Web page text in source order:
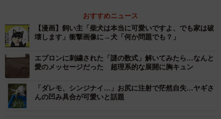
おすすめニュース
【漫画】飼い主「柴犬は本当に可愛いですよ、でも家は破
壊します」衝撃画像に→犬「何か問題でも？」
エプロンに刺繍された「謎の数式」解いてみたら…なんと
愛のメッセージだった 超理系的な展開に胸キュン
「ダレモ、シンジナイ…」お尻に注射で茫然自失…ヤギさ
んの凹み具合が可愛いと話題